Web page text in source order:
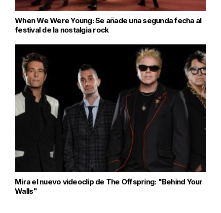
When We Were Young: Se añade una segunda fecha al
festival de la nostalgia rock
Mira el nuevo videoclip de The Offspring: "Behind Your
Walls"